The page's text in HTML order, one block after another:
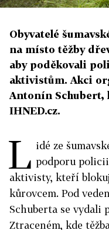
Obyvatelé
na místo těžby
aby poděkovali
aktivistům. Akci
Antonín Schubert,
IHNED.cz.
L idé ze
podporu
aktivisty, kteří
kůrovcem. Pod
Schuberta se vydali
Ztraceném, kde